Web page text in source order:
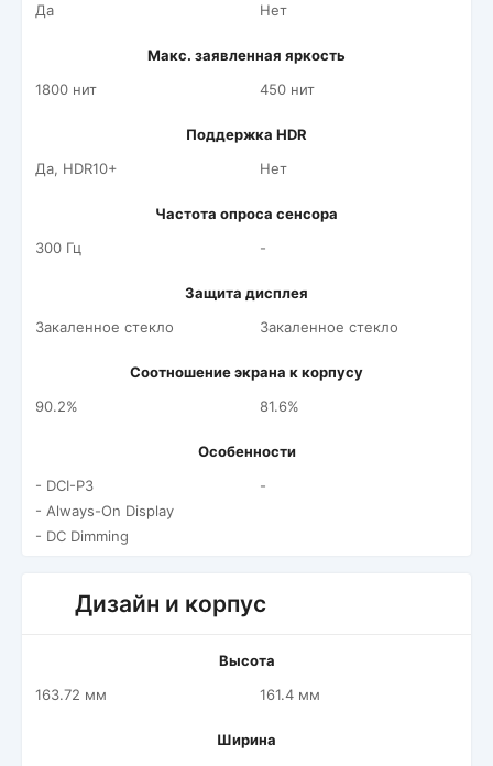
Да
Нет
Макс. заявленная яркость
1800 нит
450 нит
Поддержка HDR
Да, HDR10+
Нет
Частота опроса сенсора
300 Гц
-
Защита дисплея
Закаленное стекло
Закаленное стекло
Соотношение экрана к корпусу
90.2%
81.6%
Особенности
- DCI-P3
- Always-On Display
- DC Dimming
-
Дизайн и корпус
Высота
163.72 мм
161.4 мм
Ширина